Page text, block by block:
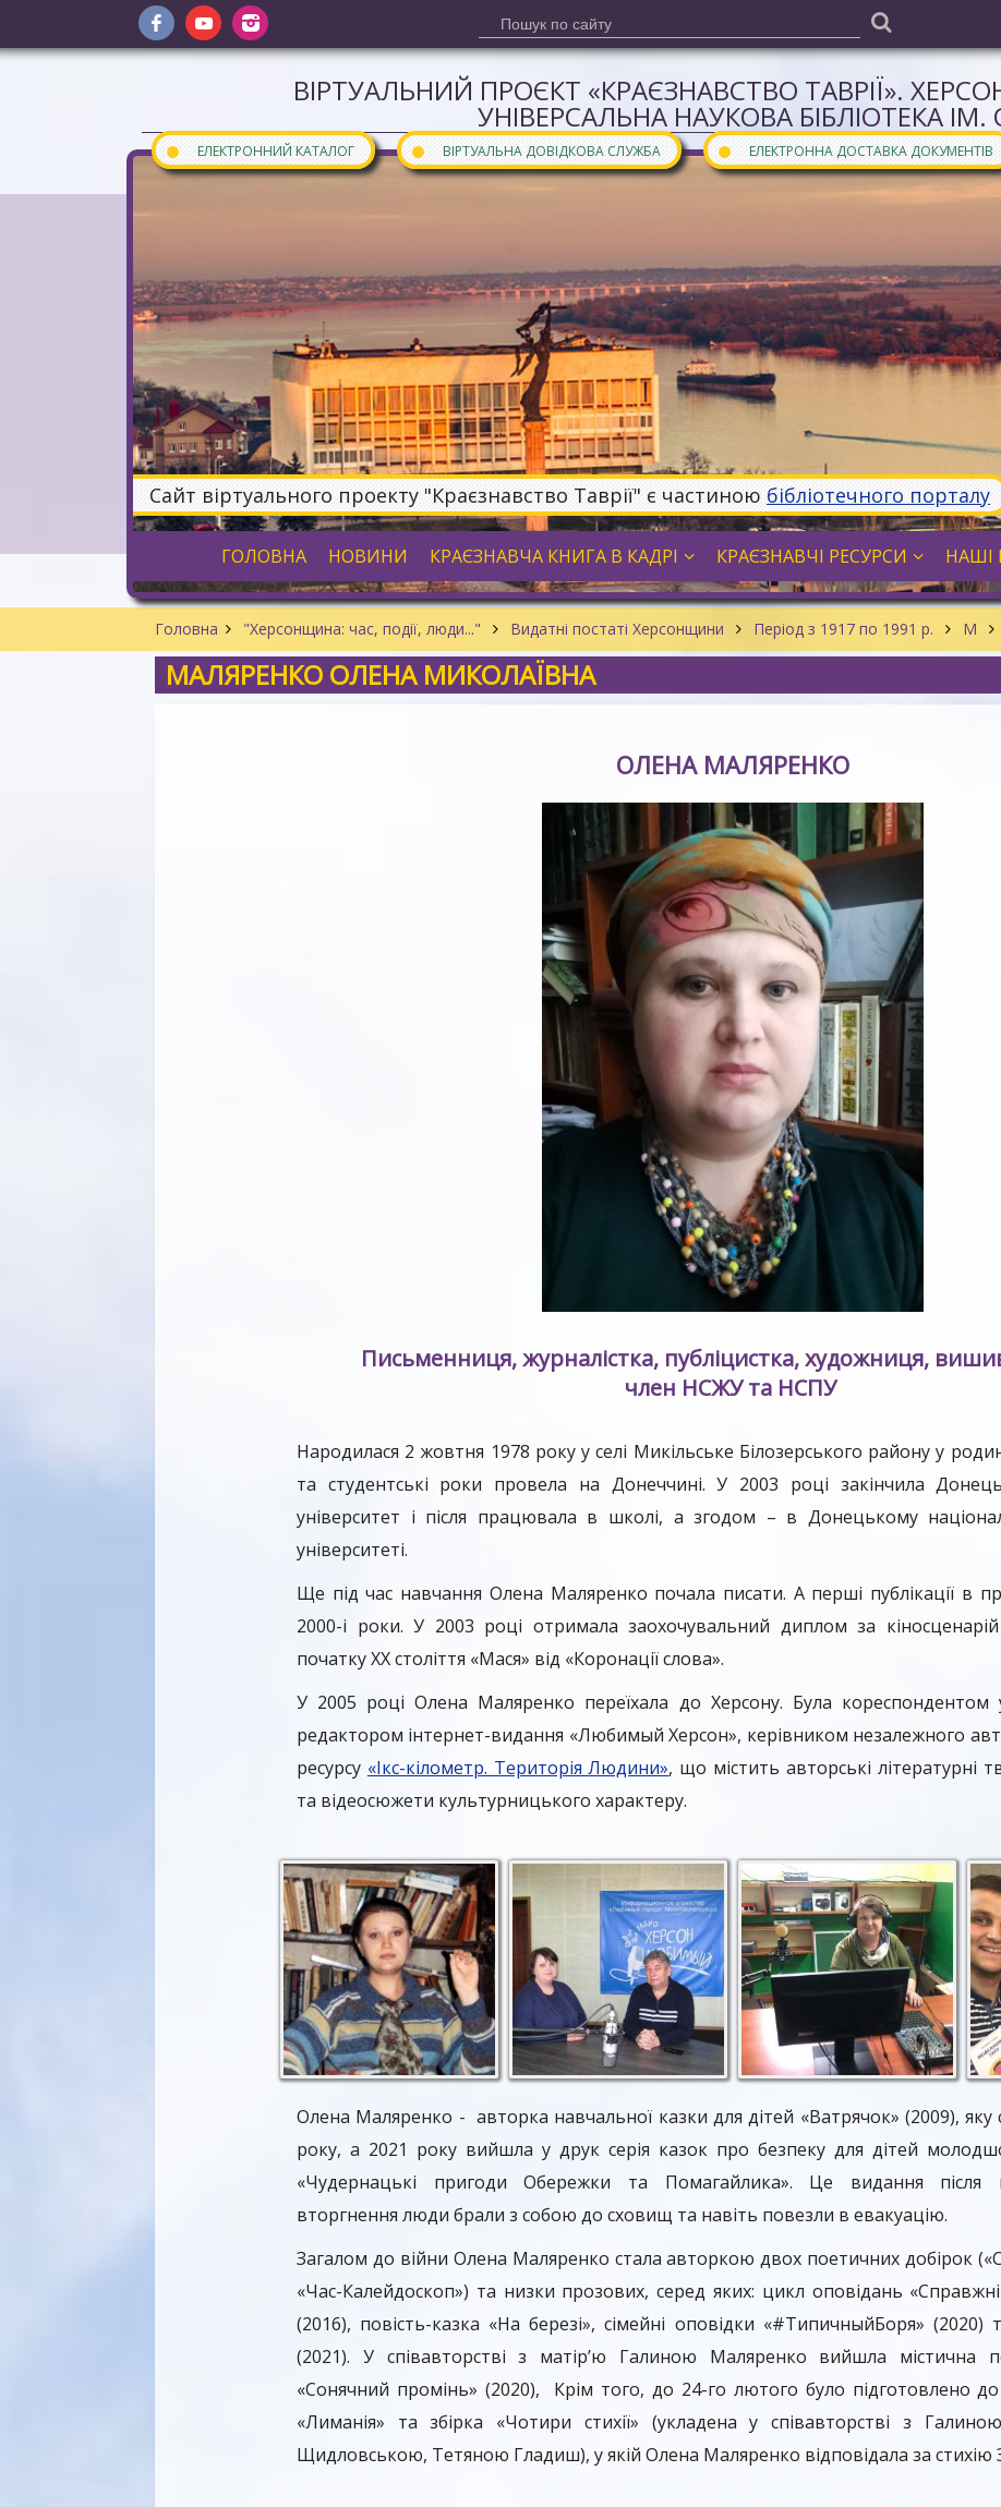
ВІРТУАЛЬНИЙ ПРОЄКТ «КРАЄЗНАВСТВО ТАВРІЇ».
УНІВЕРСАЛЬНА НАУКОВА БІБЛІОТЕКА
● ЕЛЕКТРОННИЙ КАТАЛОГ ● ВІРТУАЛЬНА ДОВІДКОВА СЛУЖБА ● ЕЛЕКТРОННА ДОСТАВКА ДОКУМЕНТІВ
Сайт віртуального проекту "Краєзнавство Таврії" є частиною бібліотечного порталу
ГОЛОВНА НОВИНИ КРАЄЗНАВЧА КНИГА В КАДРІ КРАЄЗНАВЧІ РЕСУРСИ НАШІ
Головна "Херсонщина: час, події, люди..." Видатні постаті Херсонщини Період з 1917 по 1991 р. М
МАЛЯРЕНКО ОЛЕНА МИКОЛАЇВНА
ОЛЕНА МАЛЯРЕНКО
Письменниця, журналістка, публіцистка, художниця,
член НСЖУ та НСПУ
Народилася 2 жовтня 1978 року у селі Микільське Білозерського району у
та студентські роки провела на Донеччині. У 2003 році закінчила
університет і після працювала в школі, а згодом – в Донецькому
університеті.
Ще під час навчання Олена Маляренко почала писати. А перші публікації в
2000-і роки. У 2003 році отримала заохочувальний диплом за
початку ХХ століття «Мася» від «Коронації слова».
У 2005 році Олена Маляренко переїхала до Херсону. Була кореспондентом
редактором інтернет-видання «Любимый Херсон», керівником незалежного
ресурсу «Ікс-кілометр. Територія Людини», що містить авторські літературні
та відеосюжети культурницького характеру.
Олена Маляренко - авторка навчальної казки для дітей «Ватрячок» (2009), яку
року, а 2021 року вийшла у друк серія казок про безпеку для дітей
«Чудернацькі пригоди Обережки та Помагайлика». Це видання після
вторгнення люди брали з собою до сховищ та навіть повезли в евакуацію.
Загалом до війни Олена Маляренко стала авторкою двох поетичних добірок
«Час-Калейдоскоп») та низки прозових, серед яких: цикл оповідань
(2016), повість-казка «На березі», сімейні оповідки «#ТипичныйБоря» (2020)
(2021). У співавторстві з матір’ю Галиною Маляренко вийшла містична
«Сонячний промінь» (2020), Крім того, до 24-го лютого було підготовлено
«Лиманія» та збірка «Чотири стихії» (укладена у співавторстві з
Щидловською, Тетяною Гладиш), у якій Олена Маляренко відповідала за стихію